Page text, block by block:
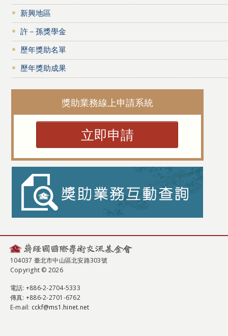
新興地區
許－孫獎學金
歷年獎助名單
歷年獎助成果
獎助業務線上申請系統
立即申請
104037 臺北市中山區北安路303號
Copyright © 2026
電話: +886-2-2704-5333
傳真: +886-2-2701-6762
E-mail: cckf@ms1.hinet.net